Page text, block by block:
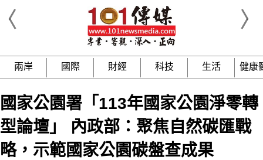
兩岸 國際 財經 科技 生活 健康
國家公園署「113年國家公園淨零轉
型論壇」 內政部：聚焦自然碳匯戰
略，示範國家公園碳盤查成果